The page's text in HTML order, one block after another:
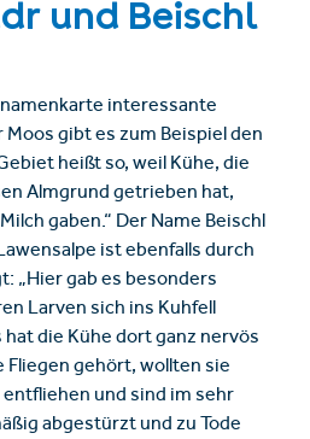
und Beischl
interessante
Moos gibt es zum Beispiel den
heißt so, weil Kühe, die
Almgrund getrieben hat,
gaben.“ Der Name Beischl
ist ebenfalls durch
„Hier gab es besonders
Larven sich ins Kuhfell
die Kühe dort ganz nervös
Fliegen gehört, wollten sie
und sind im sehr
abgestürzt und zu Tode